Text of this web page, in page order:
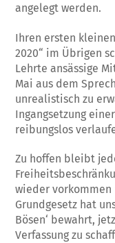
angelegt werden.
Ihren ersten
2020“ im Übrigen
Lehrte ansässige
Mai aus dem
unrealistisch zu
Ingangsetzung
reibungslos
Zu hoffen bleibt
wieder vorkommen
Grundgesetz hat
Bösen‘ bewahrt,
Verfassung zu